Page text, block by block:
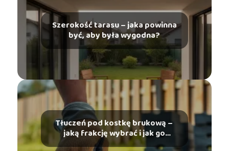
Szerokość tarasu – jaka powinna
być, aby była wygodna?
Tłuczeń pod kostkę brukową –
jaką frakcję wybrać i jak go
ułożyć?